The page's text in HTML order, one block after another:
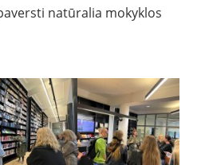
natūralia mokyklos